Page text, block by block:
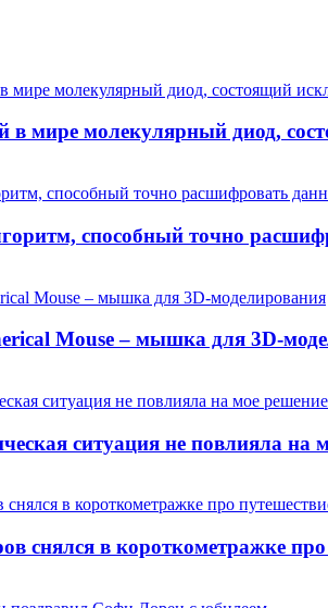
в мире молекулярный диод,
способный точно
Mouse – мышка для 3D-
ситуация не повлияла на
снялся в короткометражке про